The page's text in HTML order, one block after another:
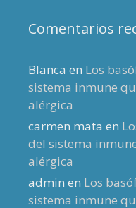
Comentarios
Blanca en Los
sistema inmune
alérgica
carmen mata en
del sistema
alérgica
admin en Los
sistema inmune